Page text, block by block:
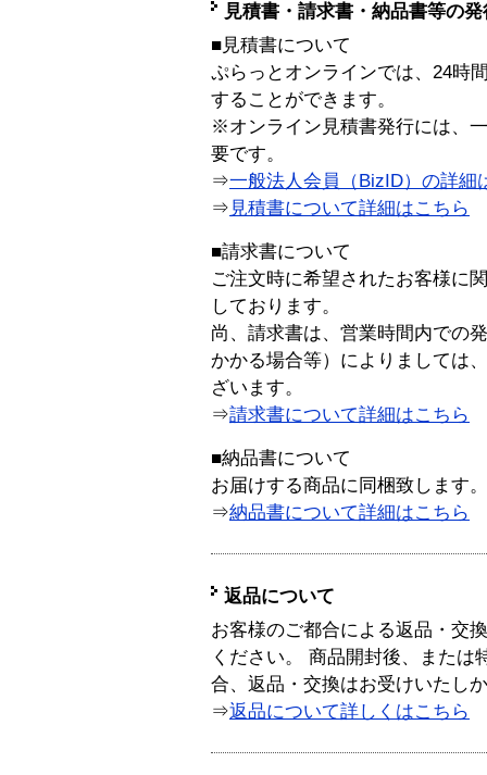
見積書・請求書・納品書等の
■見積書について
ぷらっとオンラインでは、24時
することができます。
※オンライン見積書発行には、
要です。
⇒一般法人会員（BizID）の詳細
⇒ 見積書について詳細はこちら
■請求書について
ご注文時に希望されたお客様に
しております。
尚、請求書は、営業時間内での
かかる場合等）によりましては
ざいます。
⇒請求書について詳細はこちら
■納品書について
お届けする商品に同梱致します。
⇒納品書について詳細はこちら
返品について
お客様のご都合による返品・交
ください。 商品開封後、または
合、返品・交換はお受けいたし
⇒返品について詳しくはこちら